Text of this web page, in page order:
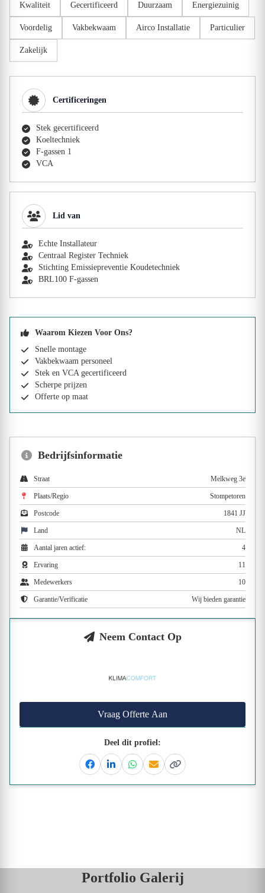
Kwaliteit Gecertificeerd Duurzaam Energiezuinig
Voordelig Vakbekwaam Airco Installatie Particulier
Zakelijk
Certificeringen
Stek gecertificeerd
Koeltechniek
F-gassen 1
VCA
Lid van
Echte Installateur
Centraal Register Techniek
Stichting Emissiepreventie Koudetechniek
BRL100 F-gassen
Waarom Kiezen Voor Ons?
Snelle montage
Vakbekwaam personeel
Stek en VCA gecertificeerd
Scherpe prijzen
Offerte op maat
Bedrijfsinformatie
Straat Melkweg 3e
Plaats/Regio Stompetoren
Postcode 1841 JJ
Land NL
Aantal jaren actief: 4
Ervaring 11
Medewerkers 10
Garantie/Verificatie Wij bieden garantie
Neem Contact Op
Vraag Offerte Aan
Deel dit profiel:
FacebookLinkedinWhatsapp
EmailKopieer link
Portfolio Galerij